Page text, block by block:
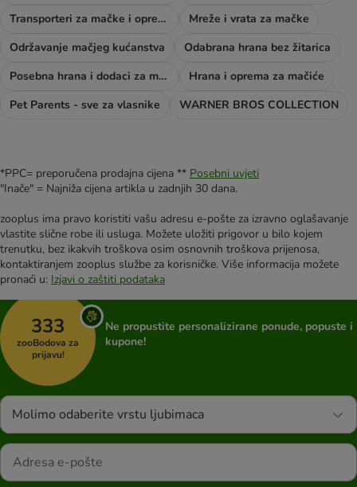
Transporteri za mačke i oprema za šetnju
Mreže i vrata za mačke
Održavanje mačjeg kućanstva
Odabrana hrana bez žitarica
Posebna hrana i dodaci za mačke
Hrana i oprema za mačiće
Pet Parents - sve za vlasnike
WARNER BROS COLLECTION
*PPC= preporučena prodajna cijena ** Posebni uvjeti
"Inače" = Najniža cijena artikla u zadnjih 30 dana.
zooplus ima pravo koristiti vašu adresu e-pošte za izravno oglašavanje
vlastite slične robe ili usluga. Možete uložiti prigovor u bilo kojem
trenutku, bez ikakvih troškova osim osnovnih troškova prijenosa,
kontaktiranjem zooplus službe za korisničke. Više informacija možete
pronaći u: Izjavi o zaštiti podataka
333
zooBodova za
prijavu!
Ne propustite personalizirane ponude, popuste i
kupone!
Molimo odaberite vrstu ljubimaca